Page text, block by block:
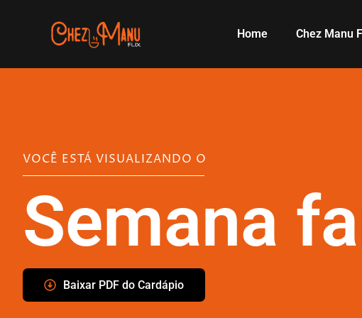
Home Chez Manu
VOCÊ ESTÁ VISUALIZANDO O
Semana
Baixar PDF do Cardápio